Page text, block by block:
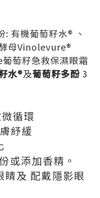
: 有機葡萄籽水® 、
母Vinolevure®
萄籽急救保濕眼霜
水®及葡萄籽多酚 3
循環
紓緩
或添加香精。
睛及 配戴隱影眼